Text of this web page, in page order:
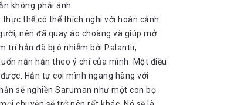
không phải ánh
thể có thể thích nghi với hoàn cảnh.
nên đã quay áo choàng và giúp mở
trí hắn đã bị ô nhiễm bởi Palantir,
nắn hắn theo ý chí của mình. Một điều
Hắn tự coi mình ngang hàng với
sẽ nghiền Saruman như một con bọ.